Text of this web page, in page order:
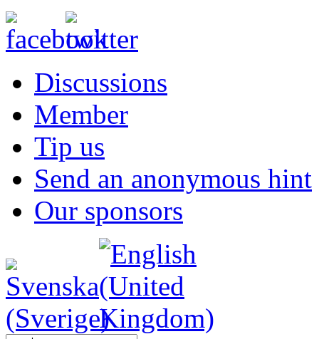
Discussions
Member
Tip us
Send an anonymous hint
Our sponsors